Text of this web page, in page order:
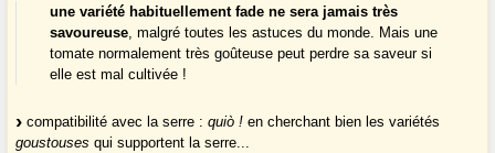
une variété habituellement fade ne sera jamais très
savoureuse, malgré toutes les astuces du monde. Mais une
tomate normalement très goûteuse peut perdre sa saveur si
elle est mal cultivée !
compatibilité avec la serre :quiò ! en cherchant bien les variétés
goustouses qui supportent la serre...